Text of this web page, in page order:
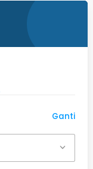
Ganti